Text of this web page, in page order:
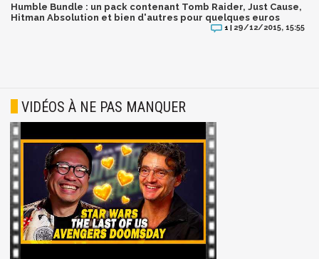
Humble Bundle : un pack contenant Tomb Raider, Just Cause,
Hitman Absolution et bien d'autres pour quelques euros
1 | 29/12/2015, 15:55
VIDÉOS À NE PAS MANQUER